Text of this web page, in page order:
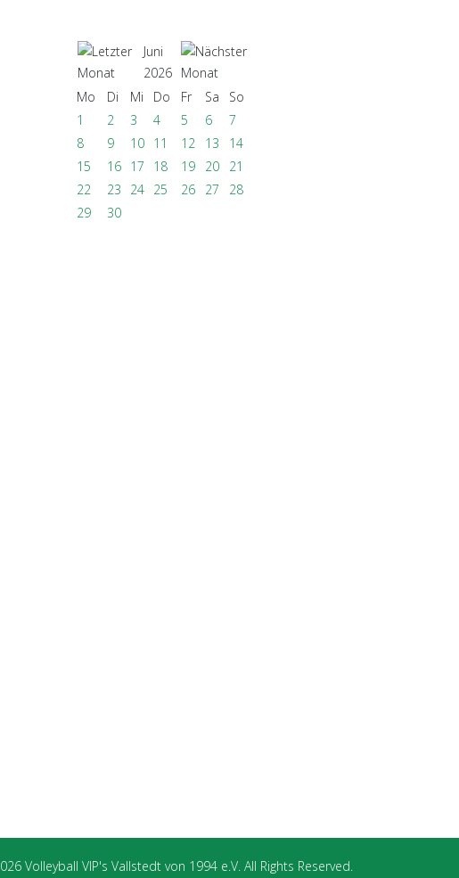
Juni
2026
Mo
Di Mi Do Fr Sa
So
1
2 3 4 5 6
7
8
9 10 11 12 13
14
15
16 17 18 19 20
21
22
23 24 25 26 27
28
29
30
Volleyball VIP's Vallstedt von 1994 e.V. All Rights Reserved.